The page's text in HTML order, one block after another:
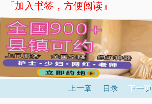
『加入书签，方便阅读』
上一章 目录 下一页